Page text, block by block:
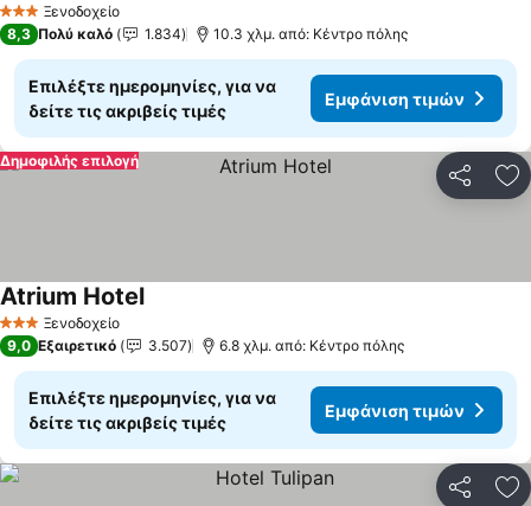
3 ΑστέριαΞενοδοχείο
8,3 Πολύ καλό 1.834 10.3 χλμ. από: Κέντρο πόλης
Επιλέξτε ημερομηνίες, για να
δείτε τις ακριβείς τιμές
Εμφάνιση τιμών
Δημοφιλής επιλογή
3 ΑστέριαΞενοδοχείο
Atrium HotelΕμφάνιση τιμών
9,0 Εξαιρετικό 3.507 6.8 χλμ. από: Κέντρο πόλης
Επιλέξτε ημερομηνίες, για να
δείτε τις ακριβείς τιμές
Εμφάνιση τιμών